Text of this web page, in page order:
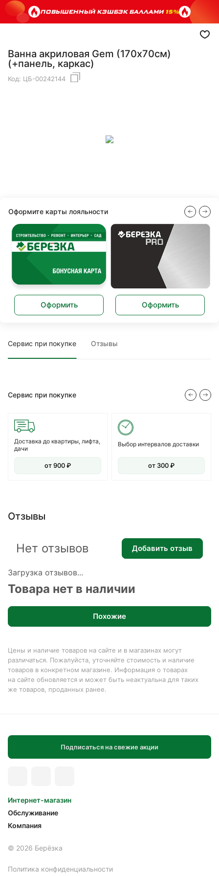
ПОВЫШЕННЫЙ КЭШБЭК БАЛЛАМИ15%
Ванна акриловая Gem (170х70см)
(+панель, каркас)
Код: ЦБ-00242144
Оформите карты лояльности
Оформить Оформить
Сервис при покупке Отзывы
Сервис при покупке
Доставка до квартиры, лифта,
дачи
от 900 ₽
Выбор интервалов доставки
от 300 ₽
Отзывы
Загрузка отзывов...
Нет отзывов Добавить отзыв
Товара нет в наличии
Похожие
Цены и наличие товаров на сайте и в магазинах могут
различаться. Пожалуйста, уточняйте стоимость и наличие
товаров в конкретном магазине. Информация о товарах
на сайте обновляется и может быть неактуальна для таких
же товаров, проданных ранее.
Подписаться на свежие акции
Интернет-магазин
Обслуживание
Компания
© 2026 Берёзка
Политика конфиденциальности